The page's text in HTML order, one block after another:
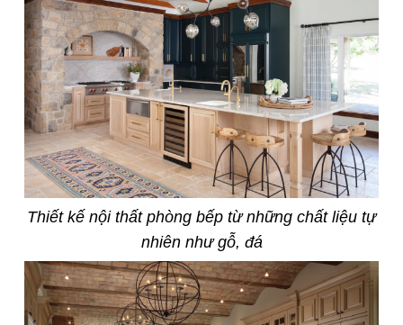
Thiết kế nội thất phòng bếp từ những chất liệu tự
nhiên như gỗ, đá